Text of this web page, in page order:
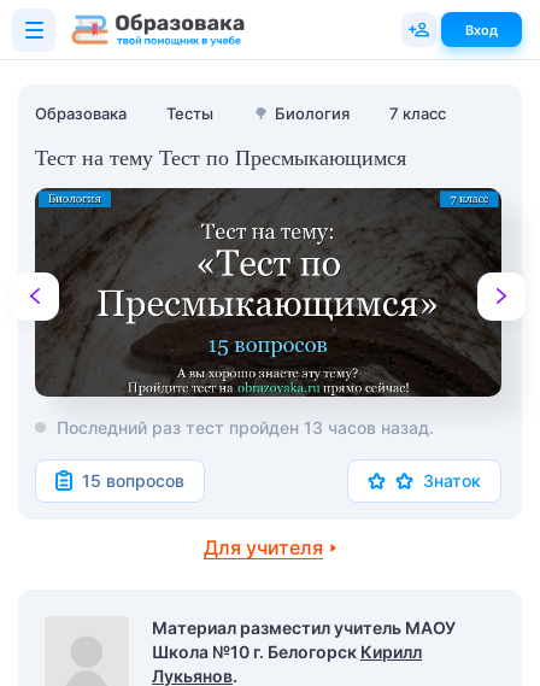
Образовака Тесты 🌳 Биология 7 класс
Тест на тему Тест по Пресмыкающимся
Последний раз тест пройден 13 часов назад.
15 вопросов Знаток
Для учителя
Материал разместил учитель МАОУ
Школа №10 г. Белогорск Кирилл
Лукьянов.
Вход